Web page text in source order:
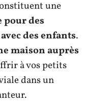
une
des
des enfants.
maison auprès
à vos petits
dans un